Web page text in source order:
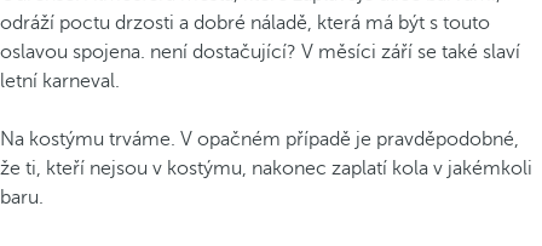
odráží poctu drzosti a dobré náladě, která má být s touto
oslavou spojena. není dostačující? V měsíci září se také slaví
letní karneval.
Na kostýmu trváme. V opačném případě je pravděpodobné,
že ti, kteří nejsou v kostýmu, nakonec zaplatí kola v jakémkoli
baru.